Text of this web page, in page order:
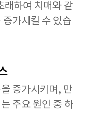
래하여 치매와 같
가시킬 수 있습
증가시키며, 만
주요 원인 중 하